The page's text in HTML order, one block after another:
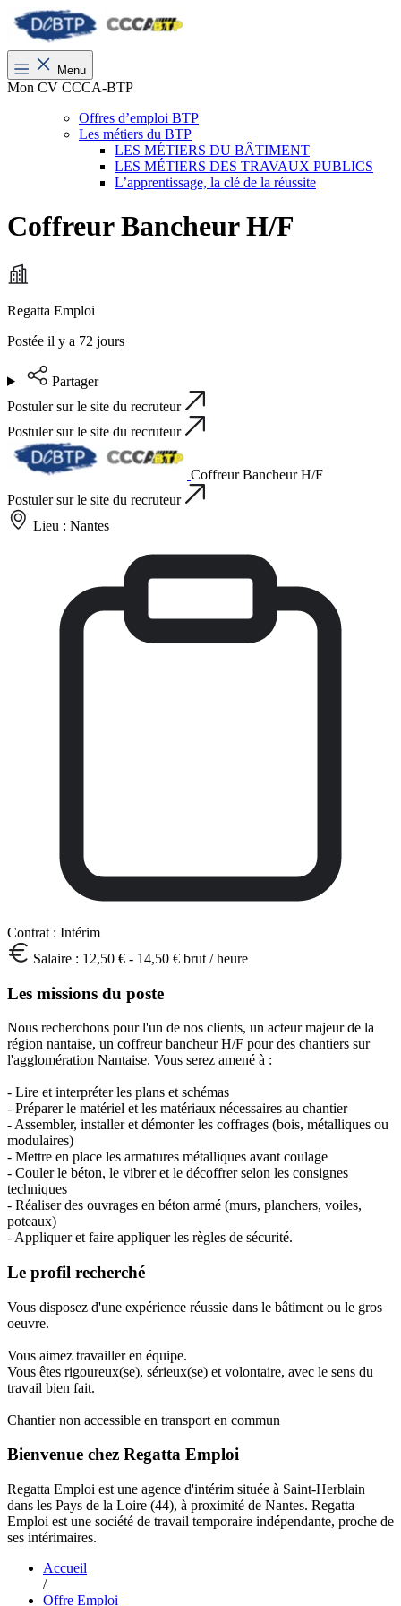
Menu
Mon CV CCCA-BTP
Offres d’emploi BTP
Les métiers du BTP
LES MÉTIERS DU BÂTIMENT
LES MÉTIERS DES TRAVAUX PUBLICS
L’apprentissage, la clé de la réussite
Coffreur Bancheur H/F
Regatta Emploi
Postée il y a 72 jours
Partager
Postuler sur le site du recruteur
Postuler sur le site du recruteur
Coffreur Bancheur H/F
Postuler sur le site du recruteur
Lieu : Nantes
Contrat : Intérim
Salaire : 12,50 € - 14,50 € brut / heure
Les missions du poste
Nous recherchons pour l'un de nos clients, un acteur majeur de la
région nantaise, un coffreur bancheur H/F pour des chantiers sur
l'agglomération Nantaise. Vous serez amené à :
- Lire et interpréter les plans et schémas
- Préparer le matériel et les matériaux nécessaires au chantier
- Assembler, installer et démonter les coffrages (bois, métalliques ou
modulaires)
- Mettre en place les armatures métalliques avant coulage
- Couler le béton, le vibrer et le décoffrer selon les consignes
techniques
- Réaliser des ouvrages en béton armé (murs, planchers, voiles,
poteaux)
- Appliquer et faire appliquer les règles de sécurité.
Le profil recherché
Vous disposez d'une expérience réussie dans le bâtiment ou le gros
oeuvre.
Vous aimez travailler en équipe.
Vous êtes rigoureux(se), sérieux(se) et volontaire, avec le sens du
travail bien fait.
Chantier non accessible en transport en commun
Bienvenue chez Regatta Emploi
Regatta Emploi est une agence d'intérim située à Saint-Herblain
dans les Pays de la Loire (44), à proximité de Nantes. Regatta
Emploi est une société de travail temporaire indépendante, proche de
ses intérimaires.
Accueil
/
Offre Emploi